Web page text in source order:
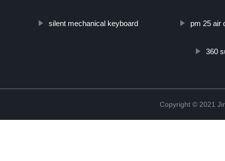
silent mechanical keyboard pm 25 air
360
Copyright © 2021